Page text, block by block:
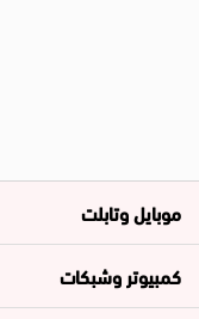
موبايل وتابلت
كمبيوتر وشبكات